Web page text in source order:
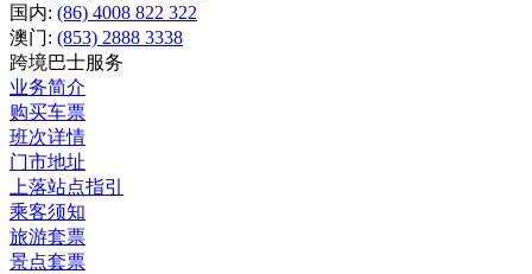
国内: (86) 4008 822 322
澳门: (853) 2888 3338
跨境巴士服务
业务简介
购买车票
班次详情
门市地址
上落站点指引
乘客须知
旅游套票
景点套票